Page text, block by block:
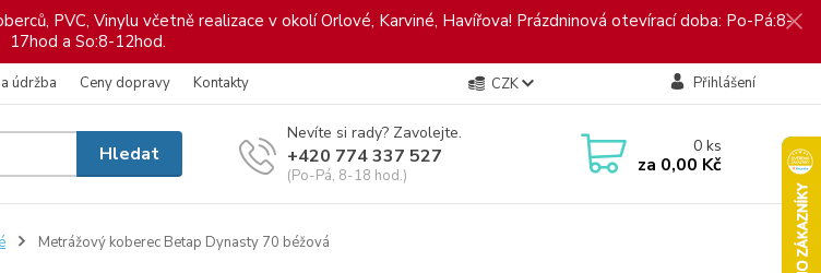
PVC, Vinylu včetně realizace v okolí Orlové, Karviné, Havířova! Prázdninová otevírací doba: Po-Pá:8-
17hod a So:8-12hod.
údržba Ceny dopravy Kontakty CZK Přihlášení
Hledat
Nevíte si rady? Zavolejte.
+420 774 337 527
(Po-Pá, 8-18 hod.)
0ks
za 0,00 Kč
Metrážový koberec Betap Dynasty 70 béžová